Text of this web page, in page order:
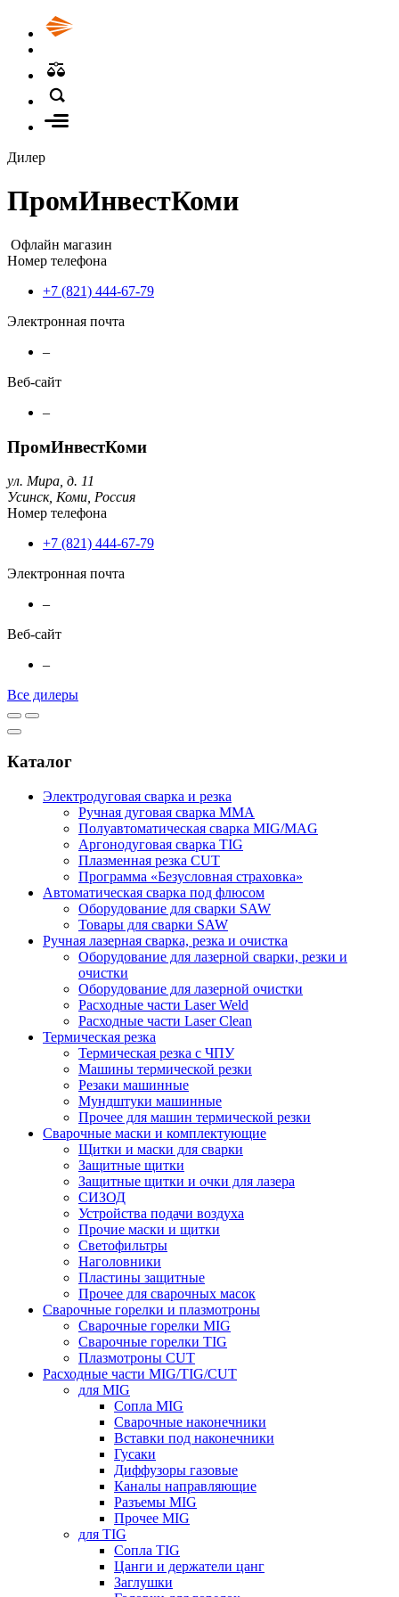
Дилер
ПромИнвестКоми
Офлайн магазин
Номер телефона
+7 (821) 444-67-79
Электронная почта
–
Веб-сайт
–
ПромИнвестКоми
ул. Мира, д. 11
Усинск, Коми, Россия
Номер телефона
+7 (821) 444-67-79
Электронная почта
–
Веб-сайт
–
Все дилеры
Каталог
Электродуговая сварка и резка
Ручная дуговая сварка MMA
Полуавтоматическая сварка MIG/MAG
Аргонодуговая сварка TIG
Плазменная резка CUT
Программа «Безусловная страховка»
Автоматическая сварка под флюсом
Оборудование для сварки SAW
Товары для сварки SAW
Ручная лазерная сварка, резка и очистка
Оборудование для лазерной сварки, резки и
очистки
Оборудование для лазерной очистки
Расходные части Laser Weld
Расходные части Laser Clean
Термическая резка
Термическая резка с ЧПУ
Машины термической резки
Резаки машинные
Мундштуки машинные
Прочее для машин термической резки
Сварочные маски и комплектующие
Щитки и маски для сварки
Защитные щитки
Защитные щитки и очки для лазера
СИЗОД
Устройства подачи воздуха
Прочие маски и щитки
Светофильтры
Наголовники
Пластины защитные
Прочее для сварочных масок
Сварочные горелки и плазмотроны
Сварочные горелки MIG
Сварочные горелки TIG
Плазмотроны CUT
Расходные части MIG/TIG/CUT
для MIG
Сопла MIG
Сварочные наконечники
Вставки под наконечники
Гусаки
Диффузоры газовые
Каналы направляющие
Разъемы MIG
Прочее MIG
для TIG
Сопла TIG
Цанги и держатели цанг
Заглушки